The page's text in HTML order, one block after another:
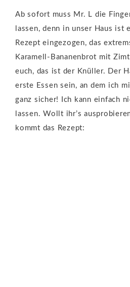
Ab sofort muss Mr. L die
lassen, denn in unser Haus ist
Rezept eingezogen, das
Karamell-Bananenbrot mit
euch, das ist der Knüller. Der
erste Essen sein, an dem ich
ganz sicher! Ich kann einfach
lassen. Wollt ihr’s
kommt das Rezept: